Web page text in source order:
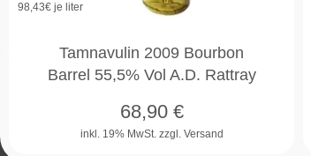
98,43€ je liter
Tamnavulin 2009 Bourbon
Barrel 55,5% Vol A.D. Rattray
inkl. 19% MwSt. zzgl. Versand
68,90€